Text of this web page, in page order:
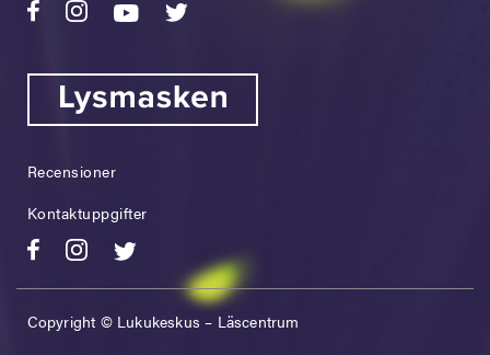
Recensioner
Kontaktuppgifter
Copyright © Lukukeskus – Läscentrum